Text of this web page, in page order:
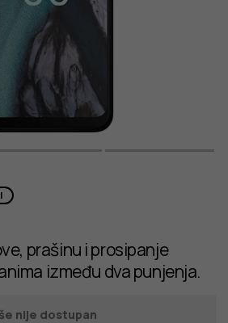
prašinu i prosipanje
između dva punjenja.
nije dostupan